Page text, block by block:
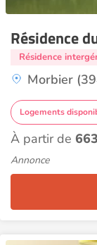
Résidence
Résidence
Morbier
Logements
À partir de
Annonce